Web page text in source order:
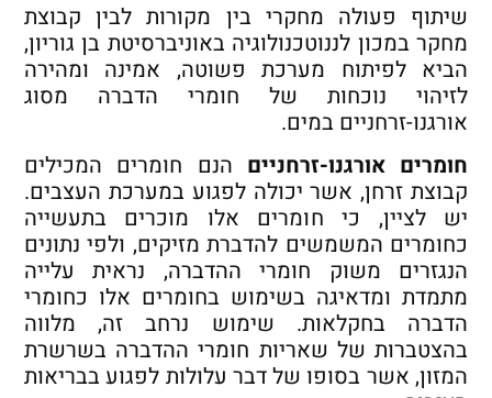
שיתוף פעולה מחקרי בין מקורות לבין קבוצת
מחקר במכון לננוטכנולוגיה באוניברסיטת בן גוריון,
הביא לפיתוח מערכת פשוטה, אמינה ומהירה
לזיהוי נוכחות של חומרי הדברה מסוג
אורגנו-זרחניים במים.
חומרים אורגנו-זרחניים הנם חומרים המכילים
קבוצת זרחן, אשר יכולה לפגוע במערכת העצבים.
יש לציין, כי חומרים אלו מוכרים בתעשייה
כחומרים המשמשים להדברת מזיקים, ולפי נתונים
הנגזרים משוק חומרי ההדברה, נראית עלייה
מתמדת ומדאיגה בשימוש בחומרים אלו כחומרי
הדברה בחקלאות. שימוש נרחב זה, מלווה
בהצטברות של שאריות חומרי ההדברה בשרשרת
המזון, אשר בסופו של דבר עלולות לפגוע בבריאות